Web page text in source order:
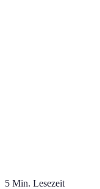
5 Min. Lesezeit